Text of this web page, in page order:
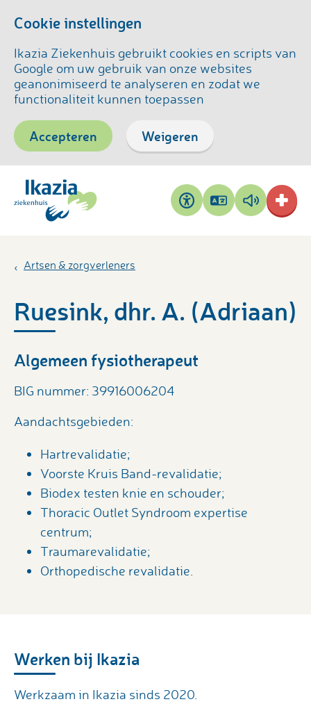
Cookie instellingen
Ikazia Ziekenhuis gebruikt cookies en scripts van
Google om uw gebruik van onze websites
geanonimiseerd te analyseren en zodat we
functionaliteit kunnen toepassen
Accepteren Weigeren
Toegankelijkheid
Pagina
vertalen
Pagina
voorlezen
Artsen & zorgverleners
Ruesink, dhr. A. (Adriaan)
Algemeen fysiotherapeut
BIG nummer: 39916006204
Aandachtsgebieden:
Hartrevalidatie;
Voorste Kruis Band-revalidatie;
Biodex testen knie en schouder;
Thoracic Outlet Syndroom expertise
centrum;
Traumarevalidatie;
Orthopedische revalidatie.
Werken bij Ikazia
Werkzaam in Ikazia sinds 2020.